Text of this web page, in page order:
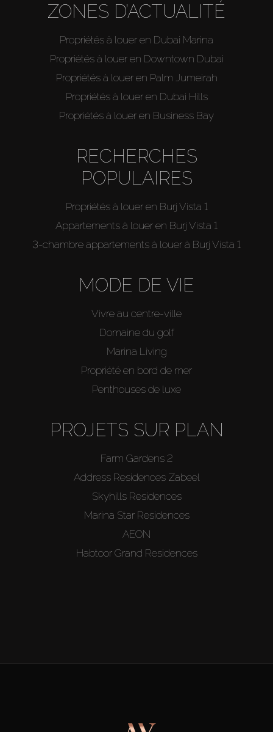
ZONES D’ACTUALITÉ
Propriétés à louer en Dubai Marina
Propriétés à louer en Downtown Dubai
Propriétés à louer en Palm Jumeirah
Propriétés à louer en Dubai Hills
Propriétés à louer en Business Bay
RECHERCHES
POPULAIRES
Propriétés à louer en Burj Vista 1
Appartements à louer en Burj Vista 1
3-chambre appartements à louer à Burj Vista 1
MODE DE VIE
Vivre au centre-ville
Domaine du golf
Marina Living
Propriété en bord de mer
Penthouses de luxe
PROJETS SUR PLAN
Farm Gardens 2
Address Residences Zabeel
Skyhills Residences
Marina Star Residences
AEON
Habtoor Grand Residences